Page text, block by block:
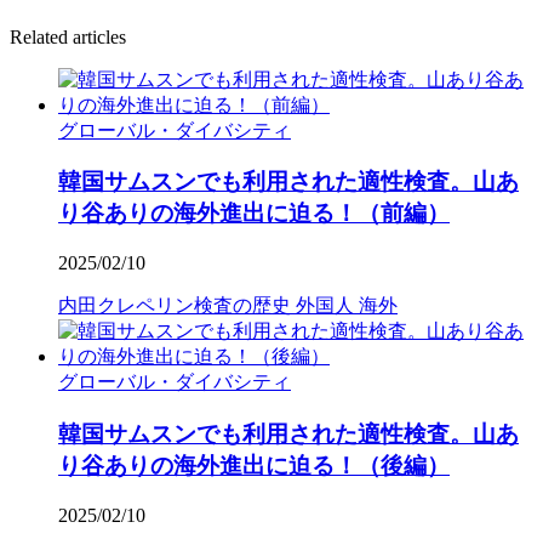
Related articles
グローバル・ダイバシティ
韓国サムスンでも利用された適性検査。山あ
り谷ありの海外進出に迫る！（前編）
2025/02/10
内田クレペリン検査の歴史 外国人 海外
グローバル・ダイバシティ
韓国サムスンでも利用された適性検査。山あ
り谷ありの海外進出に迫る！（後編）
2025/02/10